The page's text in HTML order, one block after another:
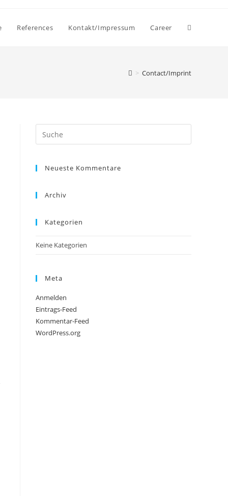
References Kontakt/Impressum Career
> Contact/Imprint
Search
this
Neueste Kommentare
Archiv
Kategorien
Keine Kategorien
Meta
Anmelden
Eintrags-Feed
Kommentar-Feed
WordPress.org